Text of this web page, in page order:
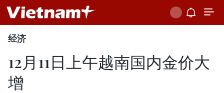
经济
12月11日上午越南国内金价大
增